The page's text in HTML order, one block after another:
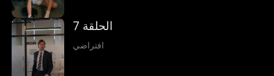
الحلقة 7
افتراضي